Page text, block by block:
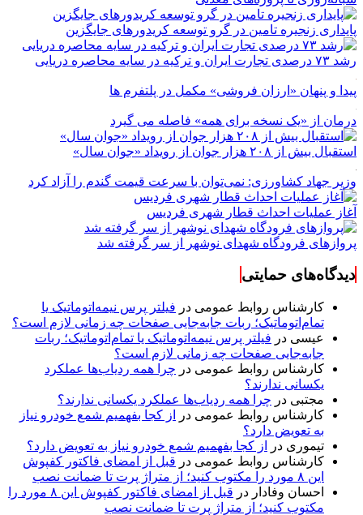
پایداری زنجیره تامین در گرو توسعه کریدورهای جایگزین
رشد ۷۳ درصدی تجارت ایران و ترکیه در سایه محاصره دریایی
پیدا و پنهان «ارزان فروشی» مکمل در پلتفرم ها
درمان از «یک نسخه برای همه» فاصله می گیرد
استقبال بیش از ۲۰۸ هزار جوان از رویداد «جوان سال»
وزیر جهاد کشاورزی: نمی‌توان با سرعت قیمت گندم را آزاد کرد
آغاز عملیات احداث قطار شهری فردیس
پروازهای فرودگاه شهدای نوشهر از سر گرفته شد
دیدگاه‌های حمایتی
کارشناس روابط عمومی در فیلتر پرس نیمه‌اتوماتیک یا
تمام‌اتوماتیک؛ ربات جابه‌جایی صفحات چه زمانی لازم است؟
عیسی در فیلتر پرس نیمه‌اتوماتیک یا تمام‌اتوماتیک؛ ربات
جابه‌جایی صفحات چه زمانی لازم است؟
کارشناس روابط عمومی در چرا همه ردیاب‌ها عملکرد
یکسانی ندارند؟
مجتبی در چرا همه ردیاب‌ها عملکرد یکسانی ندارند؟
کارشناس روابط عمومی در
از کجا بفهمیم شمع خودرو نیاز
به تعویض دارد؟
تیموری در
از کجا بفهمیم شمع خودرو نیاز به تعویض دارد؟
کارشناس روابط عمومی در قبل از امضای فاکتور کفپوش
این ۸ مورد را مکتوب کنید؛ از متراژ پرت تا ضمانت نصب
احسان وفادار در
قبل از امضای فاکتور کفپوش این ۸ مورد را
مکتوب کنید؛ از متراژ پرت تا ضمانت نصب